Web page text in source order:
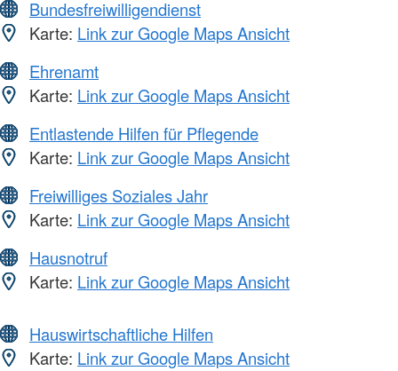
Bundesfreiwilligendienst
Karte: Link zur Google Maps Ansicht
Ehrenamt
Karte: Link zur Google Maps Ansicht
Entlastende Hilfen für Pflegende
Karte: Link zur Google Maps Ansicht
Freiwilliges Soziales Jahr
Karte: Link zur Google Maps Ansicht
Hausnotruf
Karte: Link zur Google Maps Ansicht
Hauswirtschaftliche Hilfen
Karte: Link zur Google Maps Ansicht